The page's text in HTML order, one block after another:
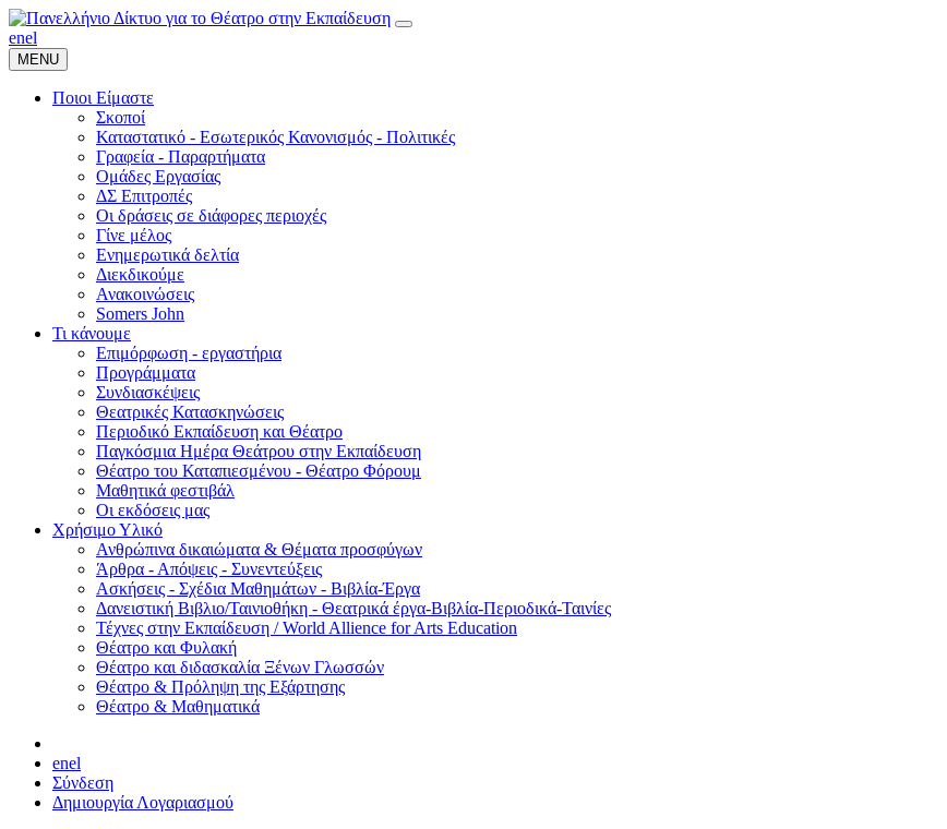
enel
MENU
Ποιοι Είμαστε
Σκοποί
Καταστατικό - Εσωτερικός Κανονισμός - Πολιτικές
Γραφεία - Παραρτήματα
Ομάδες Εργασίας
ΔΣ Επιτροπές
Οι δράσεις σε διάφορες περιοχές
Γίνε μέλος
Ενημερωτικά δελτία
Διεκδικούμε
Ανακοινώσεις
Somers John
Τι κάνουμε
Επιμόρφωση - εργαστήρια
Προγράμματα
Συνδιασκέψεις
Θεατρικές Κατασκηνώσεις
Περιοδικό Εκπαίδευση και Θέατρο
Παγκόσμια Ημέρα Θεάτρου στην Εκπαίδευση
Θέατρο του Καταπιεσμένου - Θέατρο Φόρουμ
Μαθητικά φεστιβάλ
Οι εκδόσεις μας
Χρήσιμο Υλικό
Ανθρώπινα δικαιώματα & Θέματα προσφύγων
Άρθρα - Απόψεις - Συνεντεύξεις
Ασκήσεις - Σχέδια Μαθημάτων - Βιβλία-Έργα
Δανειστική Βιβλιο/Ταινιοθήκη - Θεατρικά έργα-Βιβλία-Περιοδικά-Ταινίες
Τέχνες στην Εκπαίδευση / World Allience for Arts Education
Θέατρο και Φυλακή
Θέατρο και διδασκαλία Ξένων Γλωσσών
Θέατρο & Πρόληψη της Εξάρτησης
Θέατρο & Μαθηματικά
enel
Σύνδεση
Δημιουργία Λογαριασμού